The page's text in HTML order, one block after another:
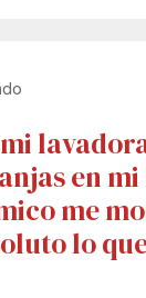
en
me
lo